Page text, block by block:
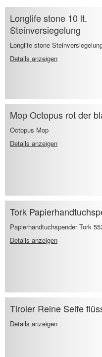
Longlife stone 10 lt.
Steinversiegelung
Longlife stone
Details anzeigen
Mop Octopus rot der
Octopus Mop
Details anzeigen
Tork
Papierhandtuchspender Tork
Details anzeigen
Tiroler Reine Seife
Details anzeigen